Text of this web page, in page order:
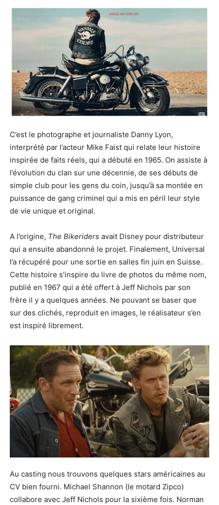
C’est le photographe et journaliste Danny Lyon,
interprété par l’acteur Mike Faist qui relate leur histoire
inspirée de faits réels, qui a débuté en 1965. On assiste à
l’évolution du clan sur une décennie, de ses débuts de
simple club pour les gens du coin, jusqu’à sa montée en
puissance de gang criminel qui a mis en péril leur style
de vie unique et original.
A l’origine, The Bikeriders avait Disney pour distributeur
qui a ensuite abandonné le projet. Finalement, Universal
l’a récupéré pour une sortie en salles fin juin en Suisse.
Cette histoire s’inspire du livre de photos du même nom,
publié en 1967 qui a été offert à Jeff Nichols par son
frère il y a quelques années. Ne pouvant se baser que
sur des clichés, reproduit en images, le réalisateur s’en
est inspiré librement.
Au casting nous trouvons quelques stars américaines au
CV bien fourni. Michael Shannon (le motard Zipco)
collabore avec Jeff Nichols pour la sixième fois. Norman